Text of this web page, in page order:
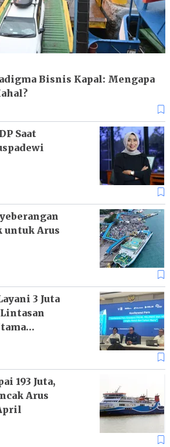
Bisnis Kapal: Mengapa
Saat
untuk Arus
3 Juta
193 Juta,
Arus